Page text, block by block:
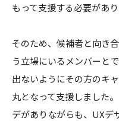
もって支援する必要があり
そのため、候補者と向き
う立場にいるメンバーと
出ないようにその方のキ
丸となって支援しました
デがありながらも、UXデ